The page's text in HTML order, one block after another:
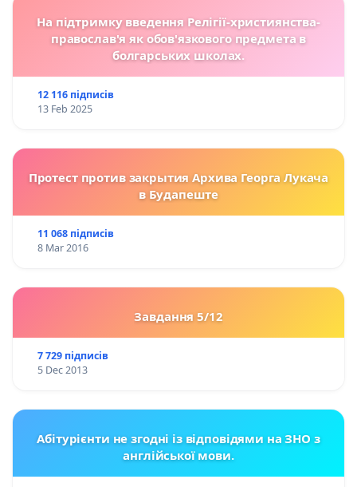
На підтримку введення Релігії-християнства-
православ'я як обов'язкового предмета в
болгарських школах.
12 116 підписів
13 Feb 2025
Протест против закрытия Архива Георга Лукача
в Будапеште
11 068 підписів
8 Mar 2016
Завдання 5/12
7 729 підписів
5 Dec 2013
Абітурієнти не згодні із відповідями на ЗНО з
англійської мови.